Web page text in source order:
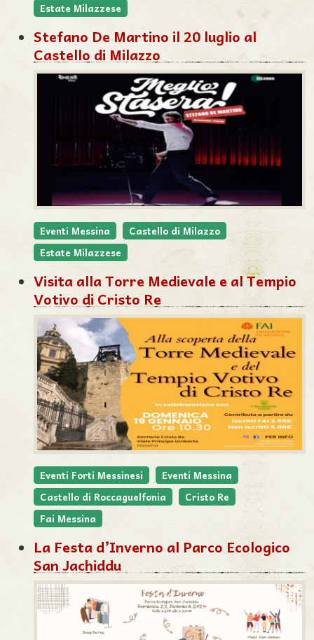
Estate Milazzese
Stefano De Martino il 20 luglio al
Castello di Milazzo
Eventi Messina
Castello di Milazzo
Estate Milazzese
Visita alla Torre Medievale e al Tempio
Votivo di Cristo Re
Eventi Forti Messinesi
Eventi Messina
Castello di Roccaguelfonia
Cristo Re
Fai Messina
La Festa d’Inverno al Parco Ecologico
San Jachiddu